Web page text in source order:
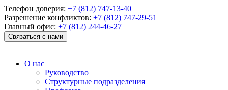
Телефон доверия: +7 (812) 747-13-40
Разрешение конфликтов: +7 (812) 747-29-51
Главный офис: +7 (812) 244-46-27
Связаться с нами
О нас
Руководство
Структурные подразделения